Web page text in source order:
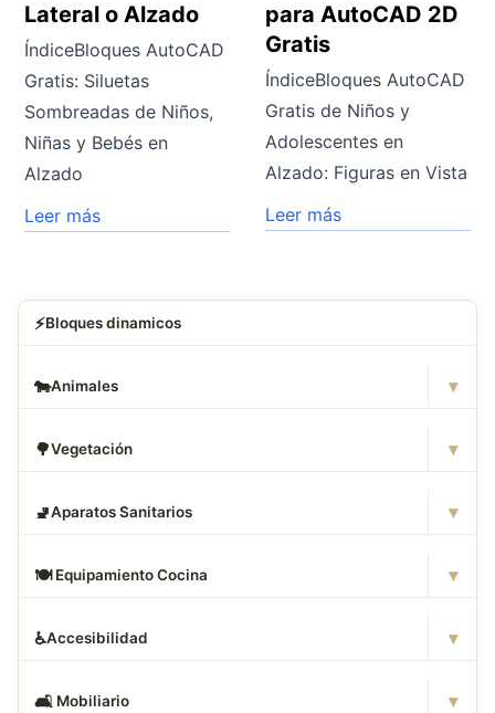
Lateral o Alzado
ÍndiceBloques AutoCAD
Gratis: Siluetas
Sombreadas de Niños,
Niñas y Bebés en
Alzado
Leer más
para AutoCAD 2D
Gratis
ÍndiceBloques AutoCAD
Gratis de Niños y
Adolescentes en
Alzado: Figuras en Vista
Leer más
⚡Bloques dinamicos
🐄Animales ▾
🌳Vegetación ▾
🚽Aparatos Sanitarios ▾
🍽️ Equipamiento Cocina ▾
♿Accesibilidad ▾
🛋 ️ Mobiliario ▾